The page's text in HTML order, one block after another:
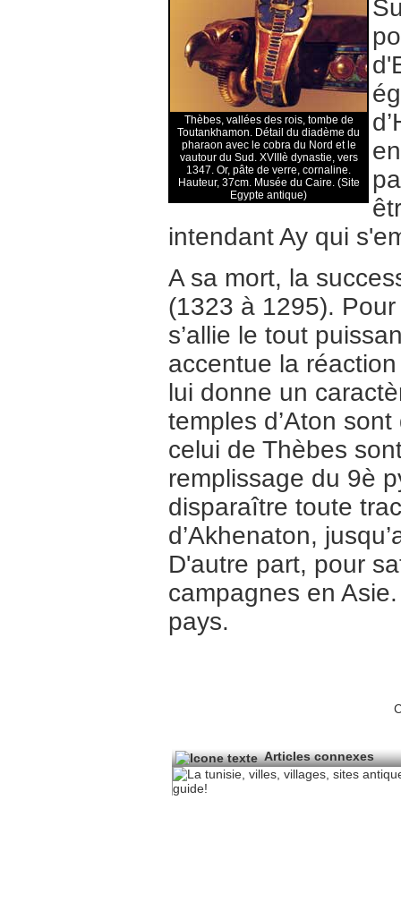
Thèbes, vallées des rois, tombe de
Toutankhamon. Détail du diadème du
pharaon avec le cobra du Nord et le
vautour du Sud. XVIIIè dynastie, vers
1347. Or, pâte de verre, cornaline.
Hauteur, 37cm. Musée du Caire. (Site
Egypte antique)
intendant Ay qui
A sa mort, la
(1323 à 1295).
s’allie le tout
accentue la
lui donne un
temples d’Aton
celui de Thèbes
remplissage du 9è
disparaître toute
d’Akhenaton,
D'autre part, pour
campagnes en
pays.
Articles connexes